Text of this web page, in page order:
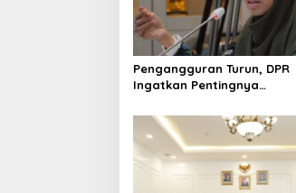
i
o
n
Pengangguran Turun, DPR
Ingatkan Pentingnya
Layak